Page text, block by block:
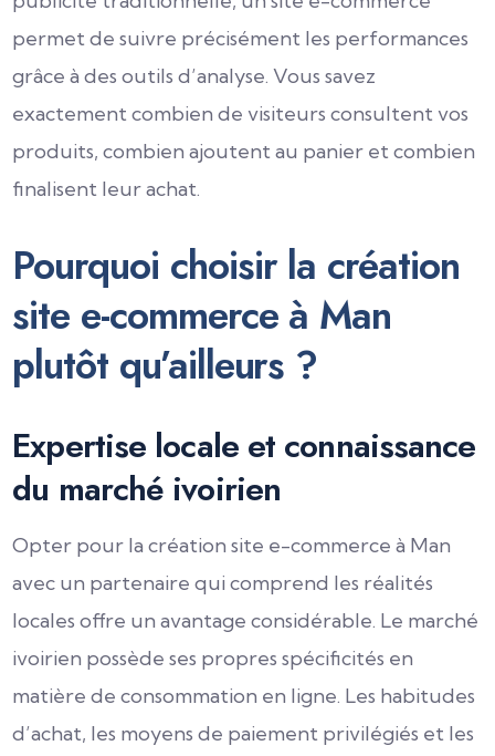
permet de suivre précisément les performances
grâce à des outils d’analyse. Vous savez
exactement combien de visiteurs consultent vos
produits, combien ajoutent au panier et combien
finalisent leur achat.
Pourquoi choisir la création
site e-commerce à Man
plutôt qu’ailleurs ?
Expertise locale et connaissance
du marché ivoirien
Opter pour la création site e-commerce à Man
avec un partenaire qui comprend les réalités
locales offre un avantage considérable. Le marché
ivoirien possède ses propres spécificités en
matière de consommation en ligne. Les habitudes
d’achat, les moyens de paiement privilégiés et les